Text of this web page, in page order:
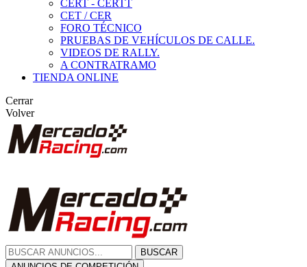
CERT - CERTT
CET / CER
FORO TÉCNICO
PRUEBAS DE VEHÍCULOS DE CALLE.
VIDEOS DE RALLY.
A CONTRATRAMO
TIENDA ONLINE
Cerrar
Volver
BUSCAR
ANUNCIOS DE COMPETICIÓN